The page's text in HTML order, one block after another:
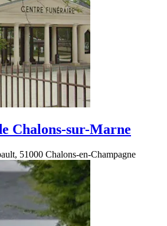
Chalons-sur-Marne
51000 Chalons-en-Champagne